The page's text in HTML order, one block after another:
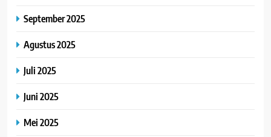
September 2025
Agustus 2025
Juli 2025
Juni 2025
Mei 2025